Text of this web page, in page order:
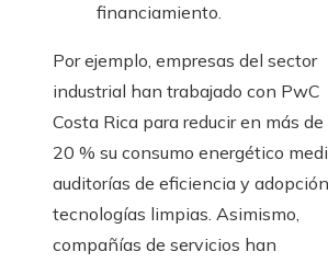
financiamiento.
Por ejemplo, empresas del sector
industrial han trabajado con PwC
Costa Rica para reducir en más de
20 % su consumo energético
auditorías de eficiencia y
tecnologías limpias. Asimismo,
compañías de servicios han